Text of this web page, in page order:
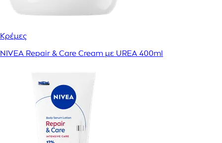
Κρέμες
NIVEA Repair & Care Cream με UREA 400ml